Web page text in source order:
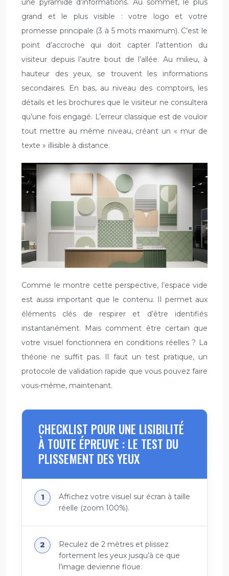
une pyramide d’informations. Au sommet, le plus
grand et le plus visible : votre logo et votre
promesse principale (3 à 5 mots maximum). C’est le
point d’accroche qui doit capter l’attention du
visiteur depuis l’autre bout de l’allée. Au milieu, à
hauteur des yeux, se trouvent les informations
secondaires. En bas, au niveau des comptoirs, les
détails et les brochures que le visiteur ne consultera
qu’une fois engagé. L’erreur classique est de vouloir
tout mettre au même niveau, créant un « mur de
texte » illisible à distance.
Comme le montre cette perspective, l’espace vide
est aussi important que le contenu. Il permet aux
éléments clés de respirer et d’être identifiés
instantanément. Mais comment être certain que
votre visuel fonctionnera en conditions réelles ? La
théorie ne suffit pas. Il faut un test pratique, un
protocole de validation rapide que vous pouvez faire
vous-même, maintenant.
CHECKLIST POUR UNE LISIBILITÉ
À TOUTE ÉPREUVE : LE TEST DU
PLISSEMENT DES YEUX
Affichez votre visuel sur écran à taille
réelle (zoom 100%).
Reculez de 2 mètres et plissez
fortement les yeux jusqu’à ce que
l’image devienne floue.